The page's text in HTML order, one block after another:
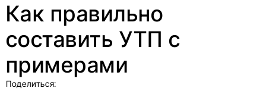
Как правильно
составить УТП с
примерами
Поделиться: